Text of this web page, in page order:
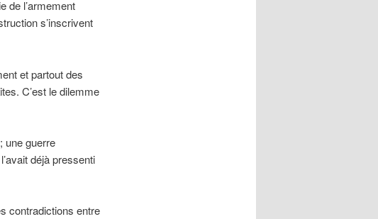
de l’armement
s’inscrivent
et partout des
C’est le dilemme
une guerre
déjà pressenti
contradictions entre